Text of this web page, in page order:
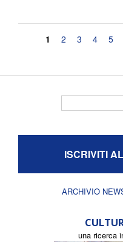
Pagine
1 2 3 4 5
ISCRIVITI
ARCHIVIO
una ricerca